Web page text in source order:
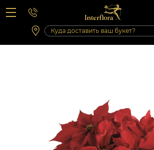
Вопросы-ответы
Сб 10:00 ‐ 14:00
Выходные и праздничные дни